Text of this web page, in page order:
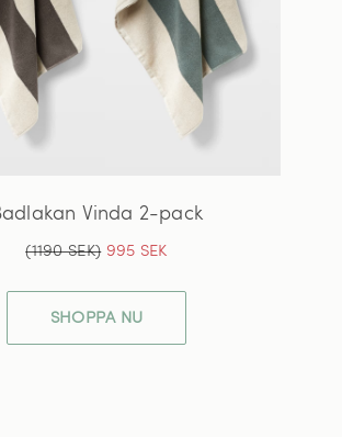
Vinda 2-pack
(1190 SEK) 995 SEK
SHOPPA NU